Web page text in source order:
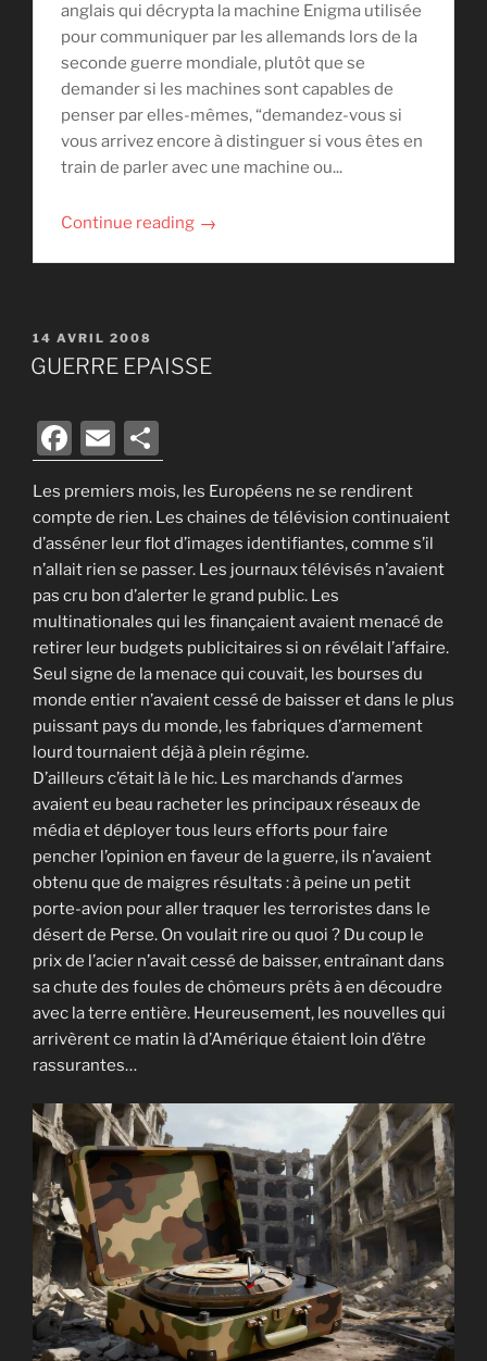
anglais qui décrypta la machine Enigma utilisée
pour communiquer par les allemands lors de la
seconde guerre mondiale, plutôt que se
demander si les machines sont capables de
penser par elles-mêmes, “demandez-vous si
vous arrivez encore à distinguer si vous êtes en
train de parler avec une machine ou...
Continue reading →
PUBLIÉ
LE
14 AVRIL 2008
GUERRE EPAISSE
F
a
c
e
b
o
o
k
E
m
ai
l
ar
ta
g
er
Les premiers mois, les Européens ne se rendirent
compte de rien. Les chaines de télévision continuaient
d’asséner leur flot d’images identifiantes, comme s’il
n’allait rien se passer. Les journaux télévisés n’avaient
pas cru bon d’alerter le grand public. Les
multinationales qui les finançaient avaient menacé de
retirer leur budgets publicitaires si on révélait l’affaire.
Seul signe de la menace qui couvait, les bourses du
monde entier n’avaient cessé de baisser et dans le plus
puissant pays du monde, les fabriques d’armement
lourd tournaient déjà à plein régime.
D’ailleurs c’était là le hic. Les marchands d’armes
avaient eu beau racheter les principaux réseaux de
média et déployer tous leurs efforts pour faire
pencher l’opinion en faveur de la guerre, ils n’avaient
obtenu que de maigres résultats : à peine un petit
porte-avion pour aller traquer les terroristes dans le
désert de Perse. On voulait rire ou quoi ? Du coup le
prix de l’acier n’avait cessé de baisser, entraînant dans
sa chute des foules de chômeurs prêts à en découdre
avec la terre entière. Heureusement, les nouvelles qui
arrivèrent ce matin là d’Amérique étaient loin d’être
rassurantes…